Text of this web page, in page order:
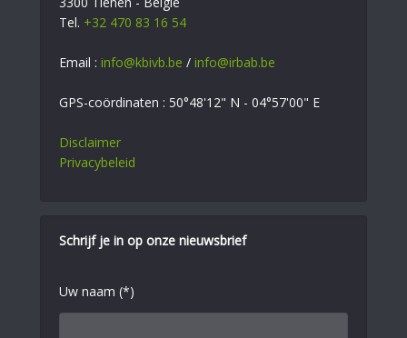
Tel. +32 470 83 16 54
Email : info@kbivb.be / info@irbab.be
GPS-coördinaten : 50°48'12" N - 04°57'00" E
Disclaimer
Privacybeleid
Schrijf je in op onze nieuwsbrief
Uw naam (*)